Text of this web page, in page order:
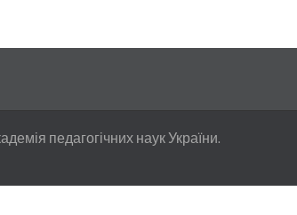
педагогічних наук України.